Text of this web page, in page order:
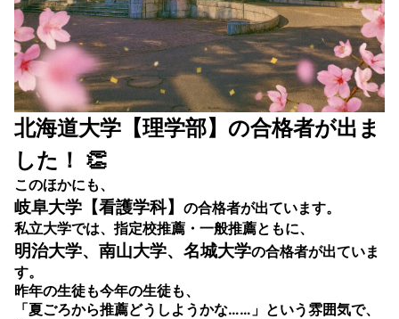
北海道大学【理学部】の合格者が出ま
した！ 👏
このほかにも、
岐阜大学【看護学科】
の合格者が出ています。
私立大学では、指定校推薦・一般推薦ともに、
明治大学、南山大学、名城大学の合格者が出ていま
す。
昨年の生徒も今年の生徒も、
「夏ごろから推薦どうしようかな……」という雰囲気で、